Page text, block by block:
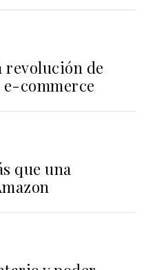
revolución de
commerce
que una